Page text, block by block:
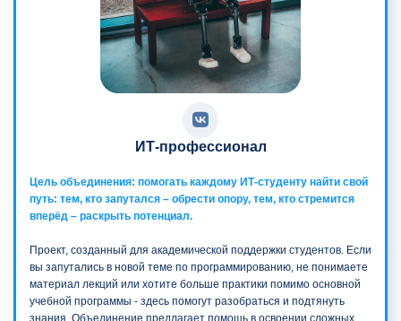
ИТ-профессионал
Цель объединения: помогать каждому ИТ-студенту найти свой
путь: тем, кто запутался – обрести опору, тем, кто стремится
вперёд – раскрыть потенциал.
Проект, созданный для академической поддержки студентов. Если
вы запутались в новой теме по программированию, не понимаете
материал лекций или хотите больше практики помимо основной
учебной программы - здесь помогут разобраться и подтянуть
знания. Объединение предлагает помощь в освоении сложных